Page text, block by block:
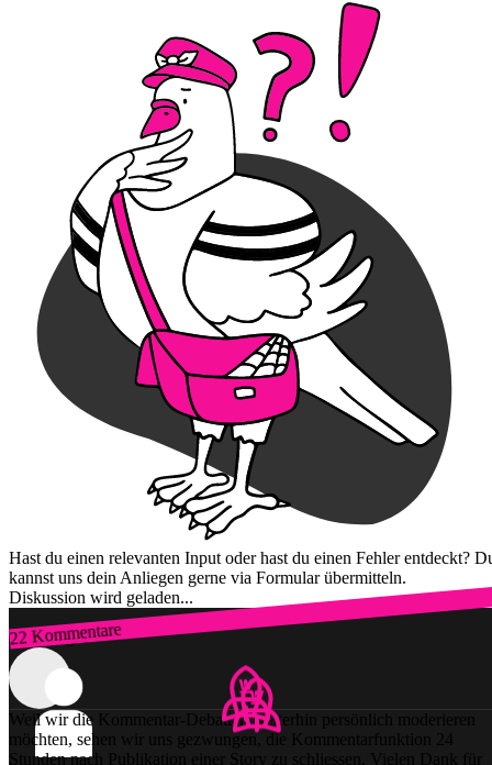
Hast du einen relevanten Input oder hast du einen Fehler entdeckt?
kannst uns dein Anliegen gerne via Formular übermitteln.
Diskussion wird geladen...
22 Kommentare
Zum Login
Weil wir die Kommentar-Debatten weiterhin persönlich moderieren
möchten, sehen wir uns gezwungen, die Kommentarfunktion 24
Stunden nach Publikation einer Story zu schliessen. Vielen Dank für